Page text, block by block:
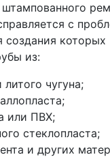
с
создания которых
из:
чугуна;
или ПВХ;
стеклопласта;
и других